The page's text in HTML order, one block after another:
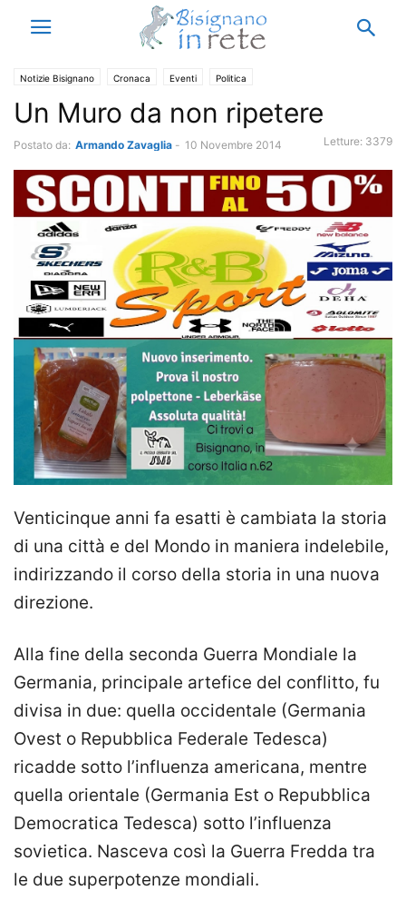
Notizie Bisignano Cronaca Eventi Politica
Un Muro da non ripetere
Postato da: Armando Zavaglia - 10 Novembre 2014 Letture: 3379
Venticinque anni fa esatti è cambiata la storia
di una città e del Mondo in maniera indelebile,
indirizzando il corso della storia in una nuova
direzione.
Alla fine della seconda Guerra Mondiale la
Germania, principale artefice del conflitto, fu
divisa in due: quella occidentale (Germania
Ovest o Repubblica Federale Tedesca)
ricadde sotto l’influenza americana, mentre
quella orientale (Germania Est o Repubblica
Democratica Tedesca) sotto l’influenza
sovietica. Nasceva così la Guerra Fredda tra
le due superpotenze mondiali.